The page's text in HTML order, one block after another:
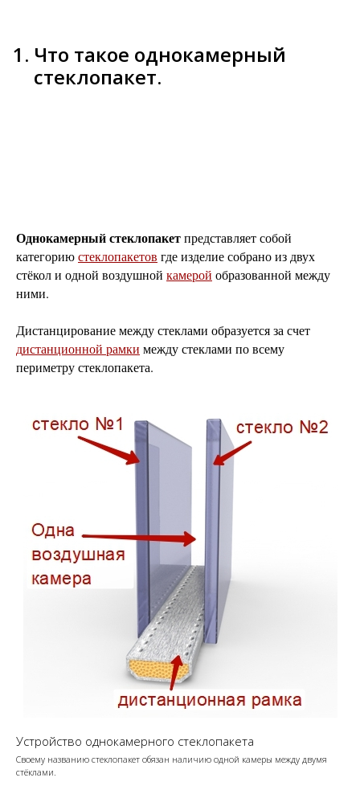
Что такое однокамерный
стеклопакет.
Однокамерный стеклопакетпредставляет собой
категориюстеклопакетов где изделие собрано из двух
стёкол и одной воздушной камерой образованной между
ними.
Дистанцирование между стеклами образуется за счет
дистанционной рамки между стеклами по всему
периметру стеклопакета.
Устройство однокамерного стеклопакета
Своему названию стеклопакет обязан наличию одной камеры между двумя
стёклами.